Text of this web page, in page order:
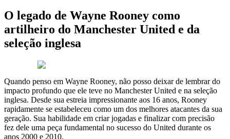
O legado de Wayne Rooney como
artilheiro do Manchester United e da
seleção inglesa
Quando penso em Wayne Rooney, não posso deixar de lembrar do
impacto profundo que ele teve no Manchester United e na seleção
inglesa. Desde sua estreia impressionante aos 16 anos, Rooney
rapidamente se estabeleceu como um dos melhores atacantes da sua
geração. Sua habilidade em criar jogadas e finalizar com precisão
fez dele uma peça fundamental no sucesso do United durante os
anos 2000 e 2010.